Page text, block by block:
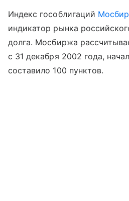
Индекс гособлигаций
индикатор рынка
долга. Мосбиржа
с 31 декабря 2002 года,
составило 100 пунктов.